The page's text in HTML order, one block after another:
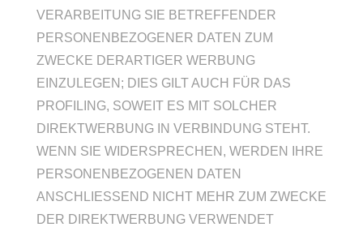
VERARBEITUNG SIE BETREFFENDER
PERSONENBEZOGENER DATEN ZUM
ZWECKE DERARTIGER WERBUNG
EINZULEGEN; DIES GILT AUCH FÜR DAS
PROFILING, SOWEIT ES MIT SOLCHER
DIREKTWERBUNG IN VERBINDUNG STEHT.
WENN SIE WIDERSPRECHEN, WERDEN IHRE
PERSONENBEZOGENEN DATEN
ANSCHLIESSEND NICHT MEHR ZUM ZWECKE
DER DIREKTWERBUNG VERWENDET